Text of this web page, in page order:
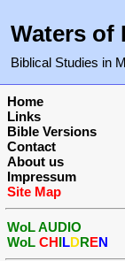
Waters of
Biblical Studies in
Home
Links
Bible Versions
Contact
About us
Impressum
Site Map
WoL AUDIO
WoL CHILDREN